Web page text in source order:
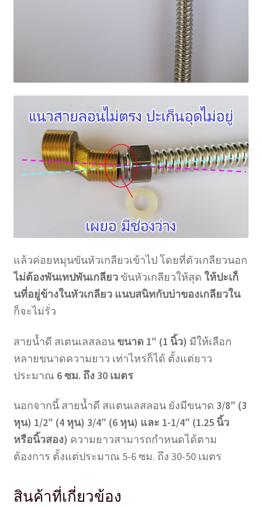
แล้วค่อยหมุนขันหัวเกลียวเข้าไป โดยที่ตัวเกลียวนอก
ไม่ต้องพันเทปพันเกลียวขันหัวเกลียวให้สุด ให้ปะเก็
นที่อยู่ข้างในหัวเกลียว แนบสนิทกับบ่าของเกลียวใน
ก็จะไม่รั่ว
สายน้ำดี สเตนเลสลอน ขนาด 1″ (1 นิ้ว) มีให้เลือก
หลายขนาดความยาว เท่าไหร่ก็ได้ ตั้งแต่ยาว
ประมาณ 6 ซม. ถึง 30 เมตร
นอกจากนี้ สายน้ำดี สแตนเลสลอน ยังมีขนาด 3/8″ (3
หุน) 1/2″ (4 หุน) 3/4″ (6 หุน) และ 1-1/4″ (1.25 นิ้ว
หรือนิ้วสอง) ความยาวสามารถกำหนดได้ตาม
ต้องการ ตั้งแต่ประมาณ 5-6 ซม. ถึง 30-50 เมตร
สินค้าที่เกี่ยวข้อง